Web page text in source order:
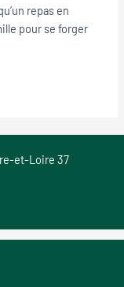
repas en
pour se forger
et-Loire 37